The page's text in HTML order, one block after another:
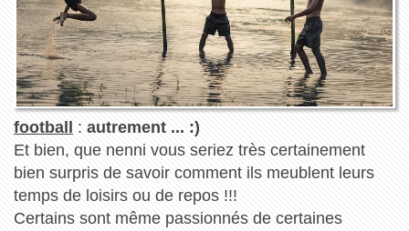
football : autrement ... :)
Et bien, que nenni vous seriez très certainement
bien surpris de savoir comment ils meublent leurs
temps de loisirs ou de repos !!!
Certains sont même passionnés de certaines